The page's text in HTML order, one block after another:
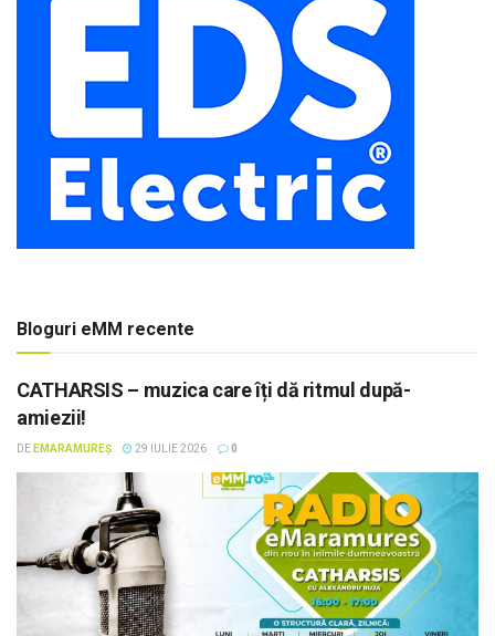
Bloguri eMM recente
CATHARSIS – muzica care îți dă ritmul după-
amiezii!
DE EMARAMUREȘ 29 IULIE 2026 0